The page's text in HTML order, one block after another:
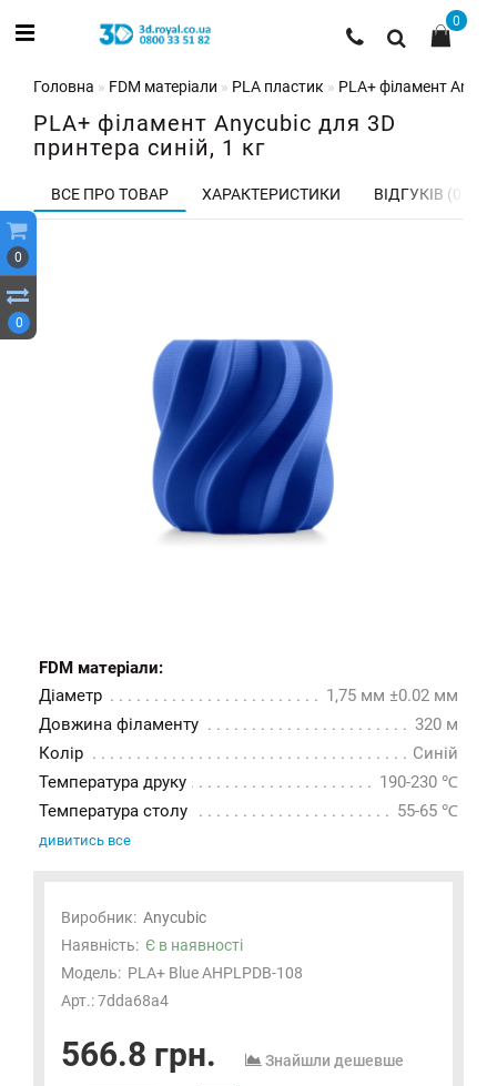
0
0
0
Головна FDM матеріали PLA пластик PLA+ філамент
PLA+ філамент Anycubic для 3D
принтера синій, 1 кг
ВСЕ ПРО ТОВАР ХАРАКТЕРИСТИКИ ВІДГУКІВ (0)
FDM матеріали:
Діаметр
1,75 мм ±0.02 мм
Довжина філаменту
320 м
Колір
Синій
Температура друку
190-230 ℃
Температура столу
55-65 ℃
дивитись все
Виробник: Anycubic
Наявність: Є в наявності
Модель: PLA+ Blue AHPLPDB-108
Арт.: 7dda68a4
566.8 грн. Знайшли дешевше